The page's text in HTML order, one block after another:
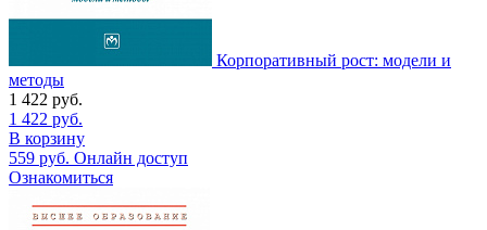
Корпоративный рост: модели и
методы
1 422 руб.
1 422 руб.
В корзину
559 руб. Онлайн доступ
Ознакомиться